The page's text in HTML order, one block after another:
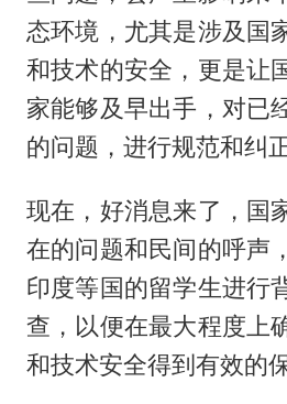
态环境，尤其是涉及国
和技术的安全，更是让
家能够及早出手，对已
的问题，进行规范和纠正
现在，好消息来了，国
在的问题和民间的呼声
印度等国的留学生进行
查，以便在最大程度上
和技术安全得到有效的保